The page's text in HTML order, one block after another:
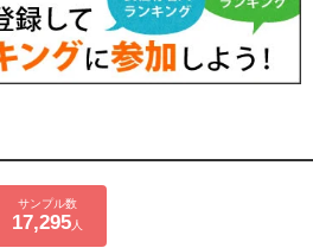
サンプル数
17,295 人